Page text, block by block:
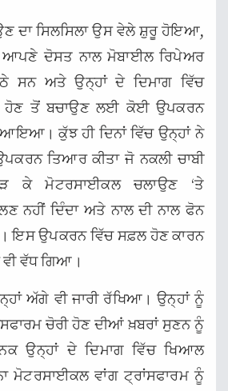
ਦਾ ਸਿਲਸਿਲਾ ਉਸ ਵੇਲੇ ਸ਼ੁਰੂ ਹੋਇਆ,
ਦੋਸਤ ਨਾਲ ਮੋਬਾਈਲ ਰਿਪੇਅਰ
ਸਨ ਅਤੇ ਉਨ੍ਹਾਂ ਦੇ ਦਿਮਾਗ ਵਿੱਚ
ਹੋਣ ਤੋਂ ਬਚਾਉਣ ਲਈ ਕੋਈ ਉਪਕਰਨ
ਆਇਆ। ਕੁੱਝ ਹੀ ਦਿਨਾਂ ਵਿੱਚ ਉਨ੍ਹਾਂ ਨੇ
ਤਿਆਰ ਕੀਤਾ ਜੋ ਨਕਲੀ ਚਾਬੀ
ਕੇ ਮੋਟਰਸਾਈਕਲ ਚਲਾਉਣ ‘ਤੇ
ਨਹੀਂ ਦਿੰਦਾ ਅਤੇ ਨਾਲ ਦੀ ਨਾਲ ਫੋਨ
ਇਸ ਉਪਕਰਨ ਵਿੱਚ ਸਫ਼ਲ ਹੋਣ ਕਾਰਨ
ਵੀ ਵੱਧ ਗਿਆ।
ਅੱਗੇ ਵੀ ਜਾਰੀ ਰੱਖਿਆ। ਉਨ੍ਹਾਂ ਨੂੰ
ਚੋਰੀ ਹੋਣ ਦੀਆਂ ਖ਼ਬਰਾਂ ਸੁਣਨ ਨੂੰ
ਉਨ੍ਹਾਂ ਦੇ ਦਿਮਾਗ ਵਿੱਚ ਖਿਆਲ
ਵਾਂਗ ਟ੍ਰਾਂਸਫਾਰਮ ਨੂੰ